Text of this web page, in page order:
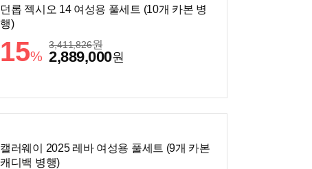
던롭 젝시오 14 여성용 풀세트 (10개 카본 병
행)
15%
3,411,826원
2,889,000원
캘러웨이 2025 레바 여성용 풀세트 (9개 카본
캐디백 병행)